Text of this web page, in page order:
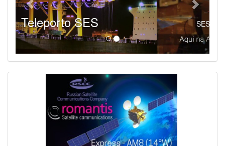
SES - Fornecendo Esportes Ao Vivo